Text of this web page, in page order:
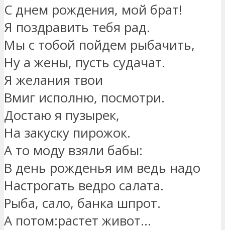
С днем рождения, мой брат!
Я поздравить тебя рад.
Мы с тобой пойдем рыбачить,
Ну а жены, пусть судачат.
Я желания твои
Вмиг исполню, посмотри.
Достаю я пузырек,
На закуску пирожок.
А то моду взяли бабы:
В день рожденья им ведь надо
Настрогать ведро салата.
Рыба, сало, банка шпрот.
А потом:растет живот…